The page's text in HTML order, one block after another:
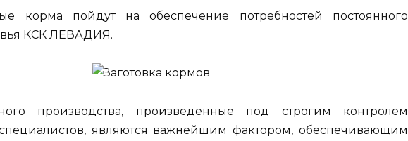
корма пойдут на обеспечение потребностей постоянного
КСК ЛЕВАДИЯ.
производства, произведенные под строгим контролем
являются важнейшим фактором, обеспечивающим